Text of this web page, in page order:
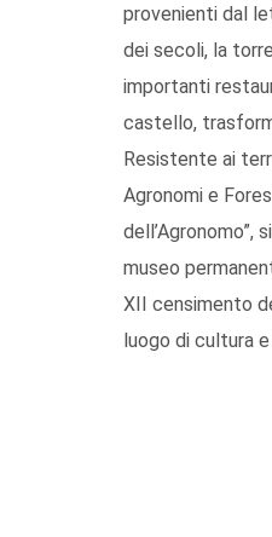
provenienti dal
dei secoli, la
importanti
castello,
Resistente ai
Agronomi e
museo
XII censimento
luogo di cultura e